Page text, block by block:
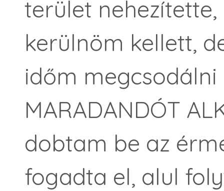
terület
kerülnöm kellett,
időm
MARADANDÓT
dobtam be az
fogadta el, alul